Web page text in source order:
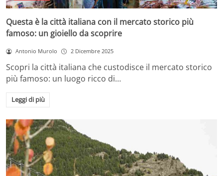
Questa è la città italiana con il mercato storico più
famoso: un gioiello da scoprire
Antonio Murolo 2 Dicembre 2025
Scopri la città italiana che custodisce il mercato storico
più famoso: un luogo ricco di…
Leggi di più